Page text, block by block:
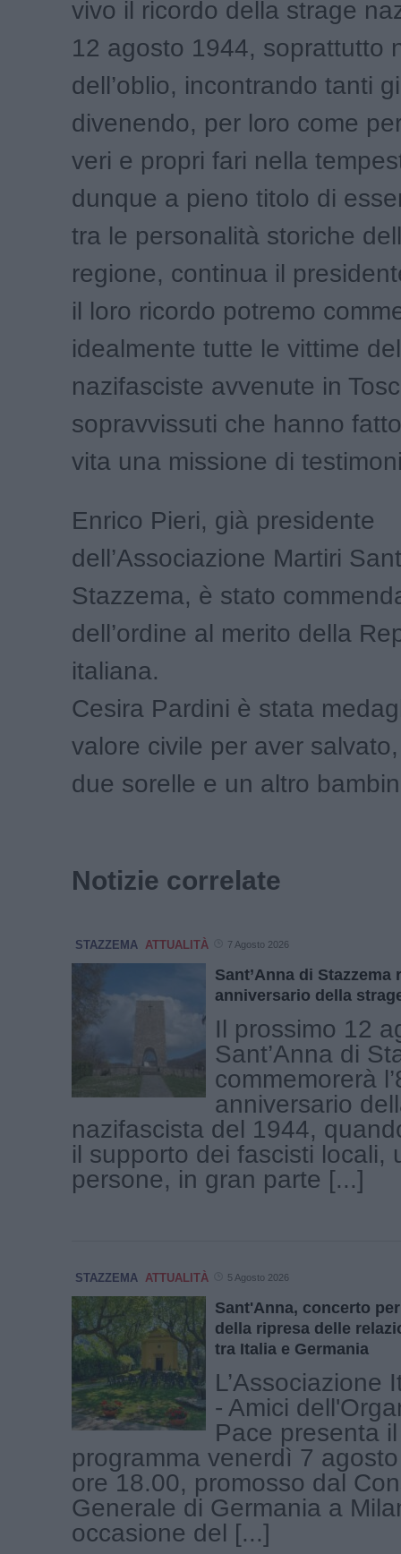
vivo il ricordo della strage
12 agosto 1944, soprattutto
dell’oblio, incontrando tanti
divenendo, per loro come
veri e propri fari nella
dunque a pieno titolo di
tra le personalità storiche
regione, continua il
il loro ricordo potremo
idealmente tutte le vittime
nazifasciste avvenute in
sopravvissuti che hanno
vita una missione di
Enrico Pieri, già presidente
dell’Associazione Martiri
Stazzema, è stato
dell’ordine al merito della
italiana.
Cesira Pardini è stata
valore civile per aver
due sorelle e un altro
Notizie correlate
STAZZEMA ATTUALITÀ 7 Agosto 2026
Sant’Anna di Stazzema
anniversario della
Il prossimo 12
Sant’Anna di
commemorerà
anniversario
nazifascista del 1944,
il supporto dei fascisti locali,
persone, in gran parte [...]
STAZZEMA ATTUALITÀ 5 Agosto 2026
Sant'Anna, concerto
della ripresa delle
tra Italia e Germania
L’Associazione
- Amici
Pace presenta
programma venerdì 7
ore 18.00, promosso dal
Generale di Germania a
occasione del [...]